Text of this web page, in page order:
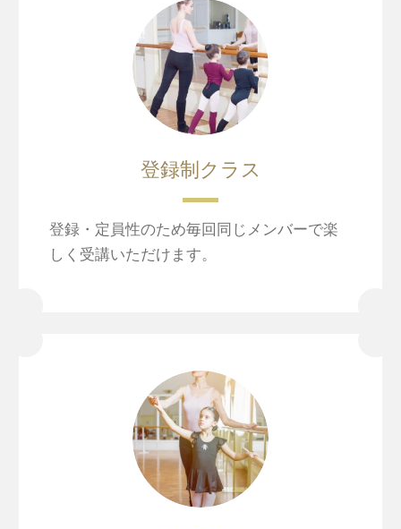
登録制クラス
登録・定員性のため毎回同じメンバーで楽
しく受講いただけます。